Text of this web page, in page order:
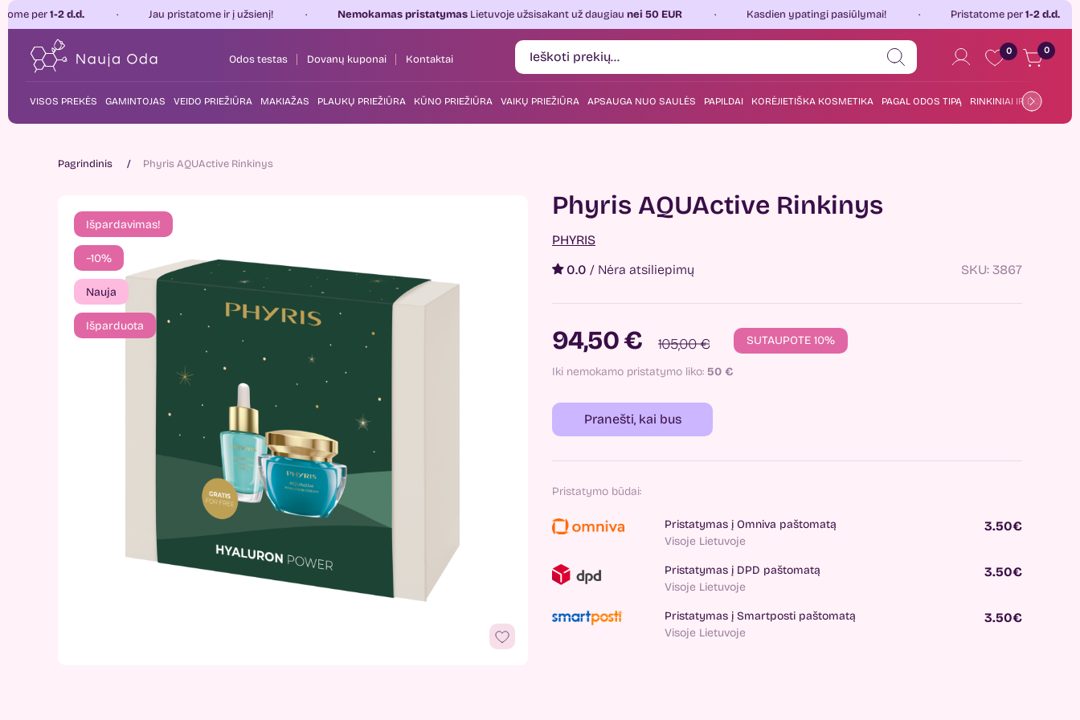
d.d. Jau pristatome ir į užsienį! Nemokamas pristatymasLietuvoje užsisakant už daugiaunei 50 EUR Kasdien ypatingi pasiūlymai! Pristatome per1-2 d.d.
Odos testas Dovanų kuponai Kontaktai
0 0
VISOS PREKĖS GAMINTOJAS VEIDO PRIEŽIŪRA MAKIAŽAS PLAUKŲ PRIEŽIŪRA KŪNO PRIEŽIŪRA VAIKŲ PRIEŽIŪRA APSAUGA NUO SAULĖS PAPILDAI KORĖJIETIŠKA KOSMETIKA PAGAL ODOS TIPĄ RINKINIAI IR DOVANOS
Pagrindinis Phyris AQUActive Rinkinys
Išpardavimas!
−10%
Nauja
Išparduota
Phyris AQUActive Rinkinys
PHYRIS
0.0 / Nėra atsiliepimų SKU: 3867
94,50 € 105,00 € SUTAUPOTE 10%
Iki nemokamo pristatymo liko: 50 €
Pranešti, kai bus
Pristatymo būdai:
Pristatymas į Omniva paštomatą
Visoje Lietuvoje
3.50€
Pristatymas į DPD paštomatą
Visoje Lietuvoje
3.50€
Pristatymas į Smartposti paštomatą
Visoje Lietuvoje
3.50€